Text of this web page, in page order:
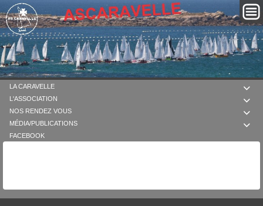

LA CARAVELLE

L'ASSOCIATION

NOS RENDEZ VOUS

MÉDIA/PUBLICATIONS
FACEBOOK